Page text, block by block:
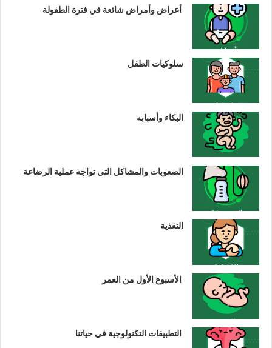
أعراض وأمراض شائعة في فترة الطفولة
سلوكيات الطفل
البكاء وأسبابه
الصعوبات والمشاكل التي تواجه عملية الرضاعة
التغذية
الأسبوع الأول من العمر
التطبيقات التكنولوجية في حياتنا